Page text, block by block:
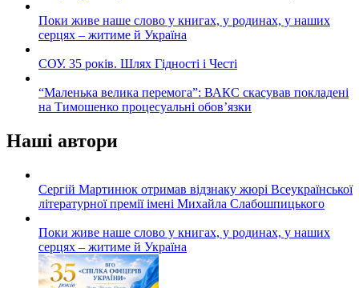
Поки живе наше слово у книгах, у родинах, у наших
серцях – житиме й Україна
СОУ. 35 років. Шлях Гідності і Честі
“Маленька велика перемога”: ВАКС скасував покладені
на Тимошенко процесуальні обов’язки
Наші автори
Сергій Мартинюк отримав відзнаку жюрі Всеукраїнської
літературної премії імені Михайла Слабошпицького
Поки живе наше слово у книгах, у родинах, у наших
серцях – житиме й Україна